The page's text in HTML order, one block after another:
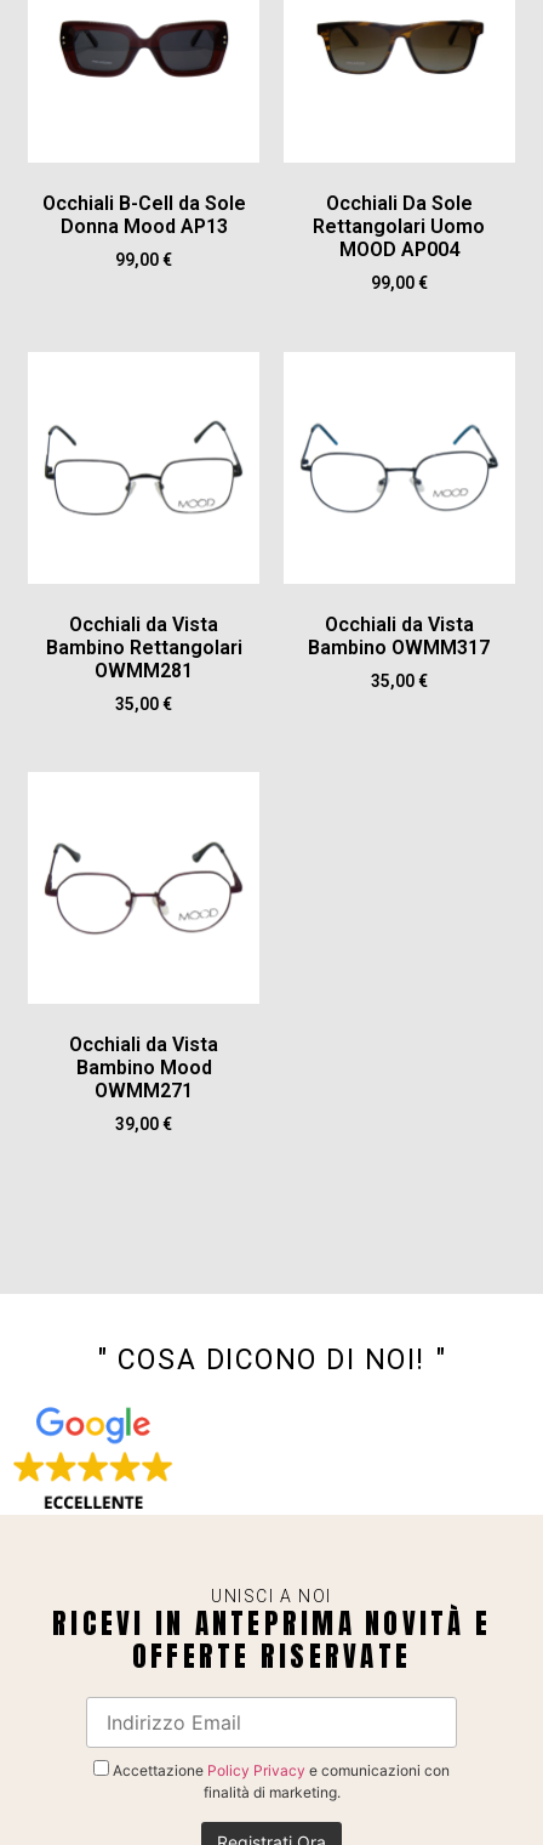
Occhiali B-Cell da Sole
Donna Mood AP13
99,00€
Occhiali Da Sole
Rettangolari Uomo
MOOD AP004
99,00€
Occhiali da Vista
Bambino Rettangolari
OWMM281
35,00€
Occhiali da Vista
Bambino OWMM317
35,00€
Occhiali da Vista
Bambino Mood
OWMM271
39,00€
" COSA DICONO DI NOI! "
UNISCI A NOI
RICEVI IN ANTEPRIMA NOVITÀ E
OFFERTE RISERVATE
Accettazione Policy Privacy e comunicazioni con
finalità di marketing.